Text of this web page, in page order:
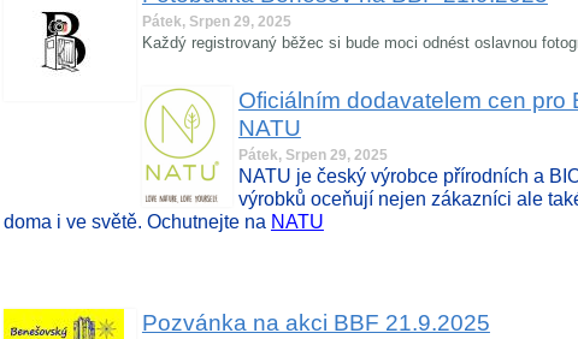
Pátek, Srpen 29, 2025
Každý registrovaný běžec si bude moci odnést oslavnou
Oficiálním dodavatelem cen pro
NATU
Pátek, Srpen 29, 2025
NATU je český výrobce přírodních a
výrobků oceňují nejen zákazníci ale
doma i ve světě. Ochutnejte na NATU
Pozvánka na akci BBF 21.9.2025